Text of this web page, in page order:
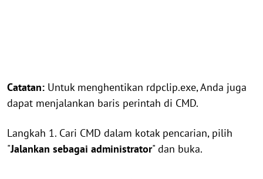
Catatan: Untuk menghentikan rdpclip.exe, Anda juga
dapat menjalankan baris perintah di CMD.
Langkah 1. Cari CMD dalam kotak pencarian, pilih
"Jalankan sebagai administrator" dan buka.